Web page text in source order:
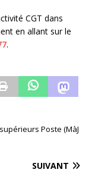
CGT dans
en allant sur le
.
Poste (MàJ
SUIVANT